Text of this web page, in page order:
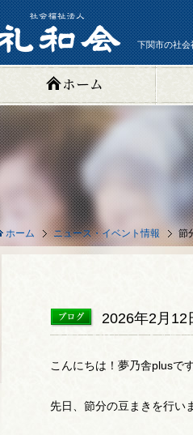
下関市の社
ホーム ニュース・イベント情報 節
2026年2月12
こんにちは！夢乃舎plusです
先日、節分の豆まきを行い